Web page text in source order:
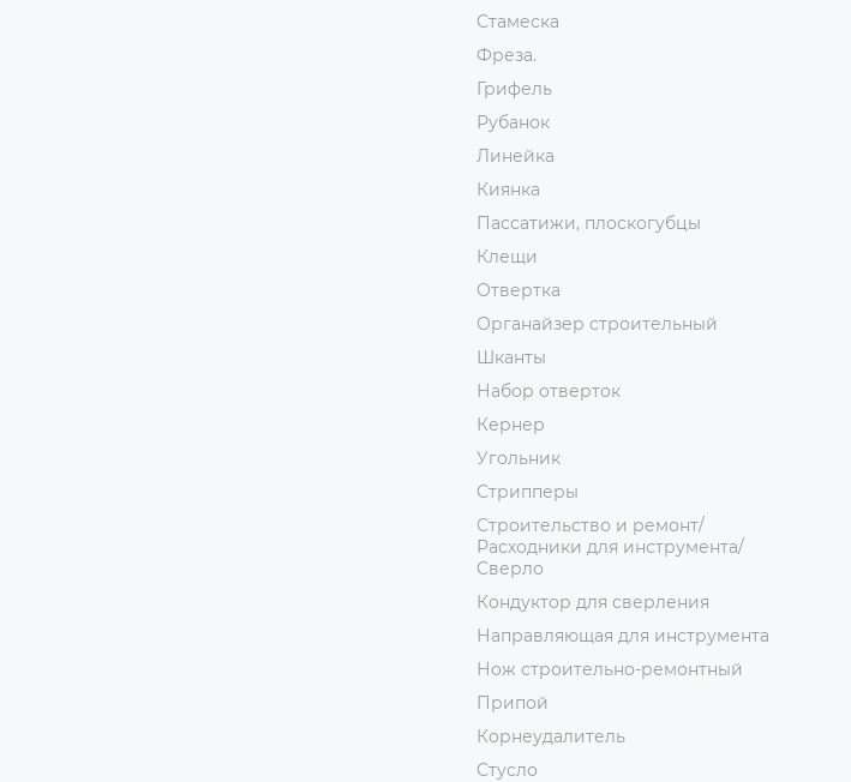
Стамеска
Фреза.
Грифель
Рубанок
Линейка
Киянка
Пассатижи, плоскогубцы
Клещи
Отвертка
Органайзер строительный
Шканты
Набор отверток
Кернер
Угольник
Стрипперы
Строительство и ремонт/
Расходники для инструмента/
Сверло
Кондуктор для сверления
Направляющая для инструмента
Нож строительно-ремонтный
Припой
Корнеудалитель
Стусло